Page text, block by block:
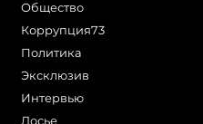
Общество
Коррупция73
Политика
Эксклюзив
Интервью
Досье